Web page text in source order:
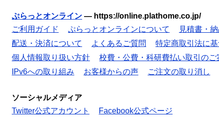
ぷらっとオンライン — https://online.plathome.co.jp/
ご利用ガイド
ぷらっとオンラインについて
見積書・
配送・決済について
よくあるご質問
特定商取引法に
個人情報取り扱い方針
校費・公費・科研費払い取引のご
IPv6への取り組み
お客様からの声 ご注文の取り消し
ソーシャルメディア
Twitter公式アカウント
Facebook公式ページ